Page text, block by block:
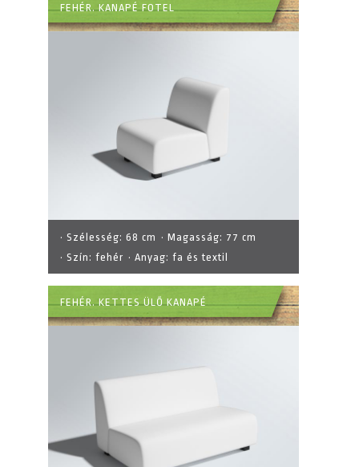
FEHÉR. KANAPÉ FOTEL
· Szélesség: 68 cm · Magasság: 77 cm
· Szín: fehér · Anyag: fa és textil
FEHÉR. KETTES ÜLŐ KANAPÉ